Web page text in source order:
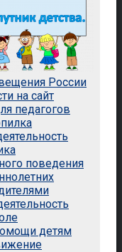
России
на сайт
педагогов
поведения
детям